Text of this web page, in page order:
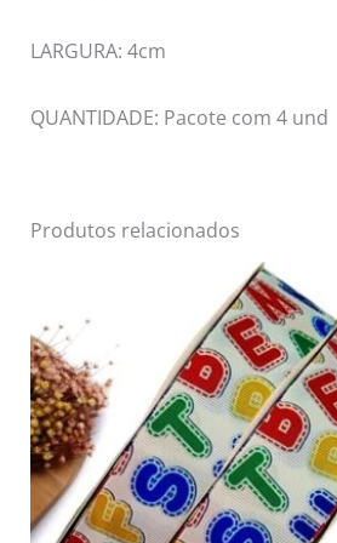
LARGURA: 4cm
QUANTIDADE: Pacote com 4 und
Produtos relacionados